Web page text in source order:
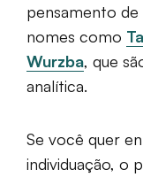
pensamento de
nomes como
Wurzba, que
analítica.
Se você quer
individuação, o